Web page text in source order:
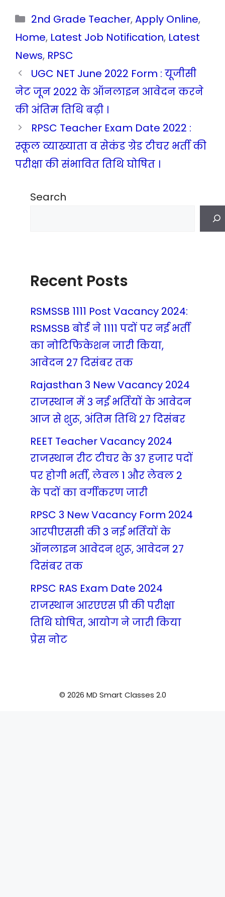
Categories
2nd Grade Teacher,Apply Online,
Home, Latest Job Notification, Latest
News, RPSC
UGC NET June 2022 Form : यूजीसी
नेट जून 2022 के ऑनलाइन आवेदन करने
की अंतिम तिथि बढ़ी ।
RPSC Teacher Exam Date 2022 :
स्कूल व्याख्याता व सेकंड ग्रेड टीचर भर्ती की
परीक्षा की संभावित तिथि घोषित ।
Search
Recent Posts
RSMSSB 1111 Post Vacancy 2024:
RSMSSB बोर्ड ने 1111 पदों पर नई भर्ती
का नोटिफिकेशन जारी किया,
आवेदन 27 दिसंबर तक
Rajasthan 3 New Vacancy 2024
राजस्थान में 3 नई भर्तियों के आवेदन
आज से शुरू, अंतिम तिथि 27 दिसंबर
REET Teacher Vacancy 2024
राजस्थान रीट टीचर के 37 हजार पदों
पर होगी भर्ती, लेवल 1 और लेवल 2
के पदों का वर्गीकरण जारी
RPSC 3 New Vacancy Form 2024
आरपीएससी की 3 नई भर्तियों के
ऑनलाइन आवेदन शुरू, आवेदन 27
दिसंबर तक
RPSC RAS Exam Date 2024
राजस्थान आरएएस प्री की परीक्षा
तिथि घोषित, आयोग ने जारी किया
प्रेस नोट
© 2026 MD Smart Classes 2.0